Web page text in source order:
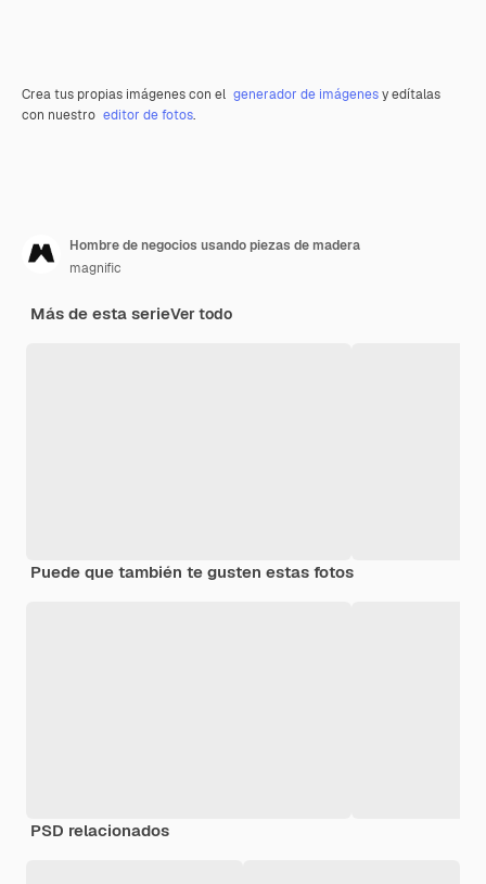
Crea tus propias imágenes con el generador de imágenesy edítalas
con nuestro editor de fotos.
Hombre de negocios usando piezas de madera
magnific
Más de esta serieVer todo
Puede que también te gusten estas fotos
PSD relacionados